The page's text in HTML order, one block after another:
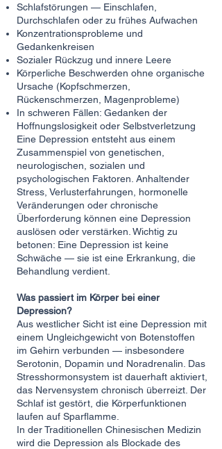
Schlafstörungen — Einschlafen,
Durchschlafen oder zu frühes Aufwachen
Konzentrationsprobleme und
Gedankenkreisen
Sozialer Rückzug und innere Leere
Körperliche Beschwerden ohne organische
Ursache (Kopfschmerzen,
Rückenschmerzen, Magenprobleme)
In schweren Fällen: Gedanken der
Hoffnungslosigkeit oder Selbstverletzung
Eine Depression entsteht aus einem
Zusammenspiel von genetischen,
neurologischen, sozialen und
psychologischen Faktoren. Anhaltender
Stress, Verlusterfahrungen, hormonelle
Veränderungen oder chronische
Überforderung können eine Depression
auslösen oder verstärken. Wichtig zu
betonen: Eine Depression ist keine
Schwäche — sie ist eine Erkrankung, die
Behandlung verdient.
Was passiert im Körper bei einer
Depression?
Aus westlicher Sicht ist eine Depression mit
einem Ungleichgewicht von Botenstoffen
im Gehirn verbunden — insbesondere
Serotonin, Dopamin und Noradrenalin. Das
Stresshormonsystem ist dauerhaft aktiviert,
das Nervensystem chronisch überreizt. Der
Schlaf ist gestört, die Körperfunktionen
laufen auf Sparflamme.
In der Traditionellen Chinesischen Medizin
wird die Depression als Blockade des